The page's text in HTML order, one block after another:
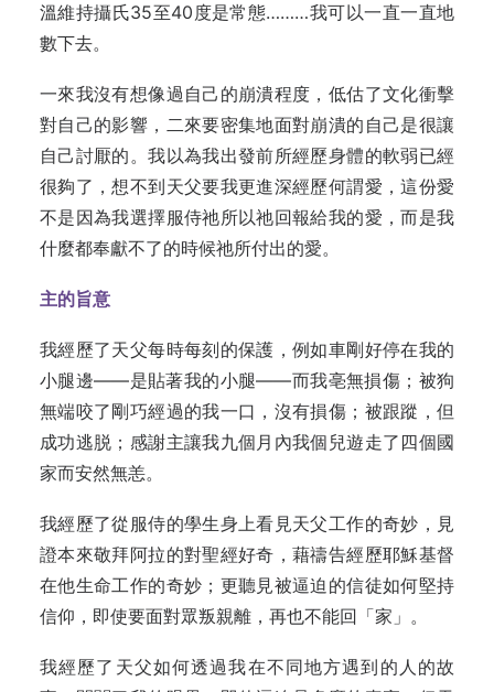
溫維持攝氏35至40度是常態………我可以一直一直地
數下去。
一來我沒有想像過自己的崩潰程度，低估了文化衝擊
對自己的影響，二來要密集地面對崩潰的自己是很讓
自己討厭的。我以為我出發前所經歷身體的軟弱已經
很夠了，想不到天父要我更進深經歷何謂愛，這份愛
不是因為我選擇服侍祂所以祂回報給我的愛，而是我
什麼都奉獻不了的時候祂所付出的愛。
主的旨意
我經歷了天父每時每刻的保護，例如車剛好停在我的
小腿邊——是貼著我的小腿——而我亳無損傷；被狗
無端咬了剛巧經過的我一口，沒有損傷；被跟蹤，但
成功逃脱；感謝主讓我九個月內我個兒遊走了四個國
家而安然無恙。
我經歷了從服侍的學生身上看見天父工作的奇妙，見
證本來敬拜阿拉的對聖經好奇，藉禱告經歷耶穌基督
在他生命工作的奇妙；更聽見被逼迫的信徒如何堅持
信仰，即使要面對眾叛親離，再也不能回「家」。
我經歷了天父如何透過我在不同地方遇到的人的故